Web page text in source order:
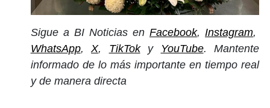
Sigue a BI Noticias en Facebook, Instagram,
WhatsApp,X, TikToky YouTube. Mantente
informado de lo más importante en tiempo real
y de manera directa